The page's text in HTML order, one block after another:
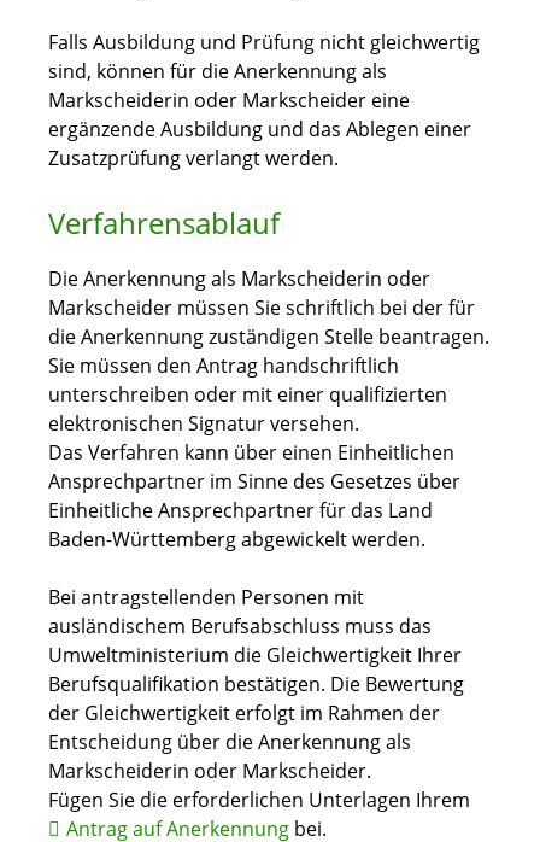
Falls Ausbildung und Prüfung nicht gleichwertig
sind, können für die Anerkennung als
Markscheiderin oder Markscheider eine
ergänzende Ausbildung und das Ablegen einer
Zusatzprüfung verlangt werden.
Verfahrensablauf
Die Anerkennung als Markscheiderin oder
Markscheider müssen Sie schriftlich bei der für
die Anerkennung zuständigen Stelle beantragen.
Sie müssen den Antrag handschriftlich
unterschreiben oder mit einer qualifizierten
elektronischen Signatur versehen.
Das Verfahren kann über einen Einheitlichen
Ansprechpartner im Sinne des Gesetzes über
Einheitliche Ansprechpartner für das Land
Baden-Württemberg abgewickelt werden.
Bei antragstellenden Personen mit
ausländischem Berufsabschluss muss das
Umweltministerium die Gleichwertigkeit Ihrer
Berufsqualifikation bestätigen. Die Bewertung
der Gleichwertigkeit erfolgt im Rahmen der
Entscheidung über die Anerkennung als
Markscheiderin oder Markscheider.
Fügen Sie die erforderlichen Unterlagen Ihrem
Antrag auf Anerkennungbei.